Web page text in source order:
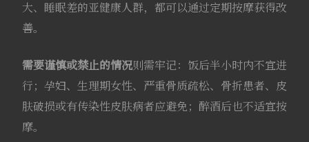
大、睡眠差的亚健康人群，都可以通过定期按摩获得改
善。
需要谨慎或禁止的情况则需牢记：饭后半小时内不宜进
行；孕妇、生理期女性、严重骨质疏松、骨折患者、皮
肤破损或有传染性皮肤病者应避免；醉酒后也不适宜按
摩。